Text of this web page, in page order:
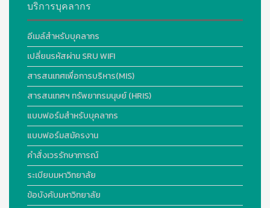
บริการบุคลากร
อีเมล์สำหรับบุคลากร
เปลี่ยนรหัสผ่าน SRU WIFI
สารสนเทศเพื่อการบริหาร(MIS)
สารสนเทศฯ ทรัพยากรมนุษย์ (HRIS)
แบบฟอร์มสำหรับบุคลากร
แบบฟอร์มสมัครงาน
คำสั่งเวรรักษาการณ์
ระเบียบมหาวิทยาลัย
ข้อบังคับมหาวิทยาลัย